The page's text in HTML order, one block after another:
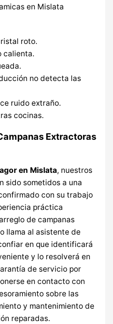
roto.
calienta.
no detecta las
ruido extraño.
cocinas.
Extractoras
en Mislata, nuestros
sido sometidos a una
con su trabajo
práctica
de campanas
llama al asistente de
en que identificará
y lo resolverá en
de servicio por
en contacto con
sobre las
y mantenimiento de
reparadas.